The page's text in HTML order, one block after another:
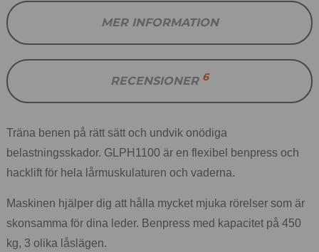
MER INFORMATION
RECENSIONER 6
Träna benen på rätt sätt och undvik onödiga
belastningsskador. GLPH1100 är en flexibel benpress och
hacklift för hela lårmuskulaturen och vaderna.
Maskinen hjälper dig att hålla mycket mjuka rörelser som är
skonsamma för dina leder. Benpress med kapacitet på 450
kg, 3 olika låslägen.